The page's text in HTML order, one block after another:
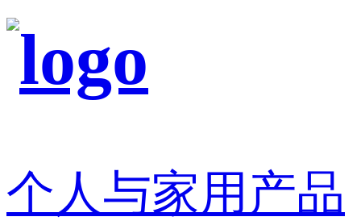
个人与家用产品